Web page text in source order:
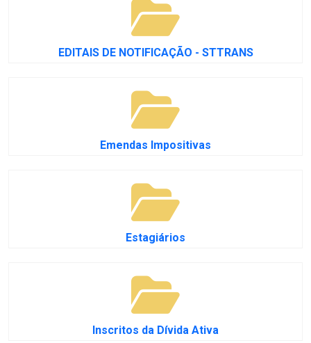
EDITAIS DE NOTIFICAÇÃO - STTRANS
Emendas Impositivas
Estagiários
Inscritos da Dívida Ativa